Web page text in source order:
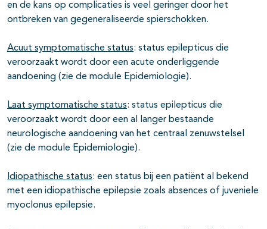
en de kans op complicaties is veel geringer door het
ontbreken van gegeneraliseerde spierschokken.
Acuut symptomatische status: status epilepticus die
veroorzaakt wordt door een acute onderliggende
aandoening (zie de module Epidemiologie).
Laat symptomatische status: status epilepticus die
veroorzaakt wordt door een al langer bestaande
neurologische aandoening van het centraal zenuwstelsel
(zie de module Epidemiologie).
Idiopathische status: een status bij een patiënt al bekend
met een idiopathische epilepsie zoals absences of juveniele
myoclonus epilepsie.